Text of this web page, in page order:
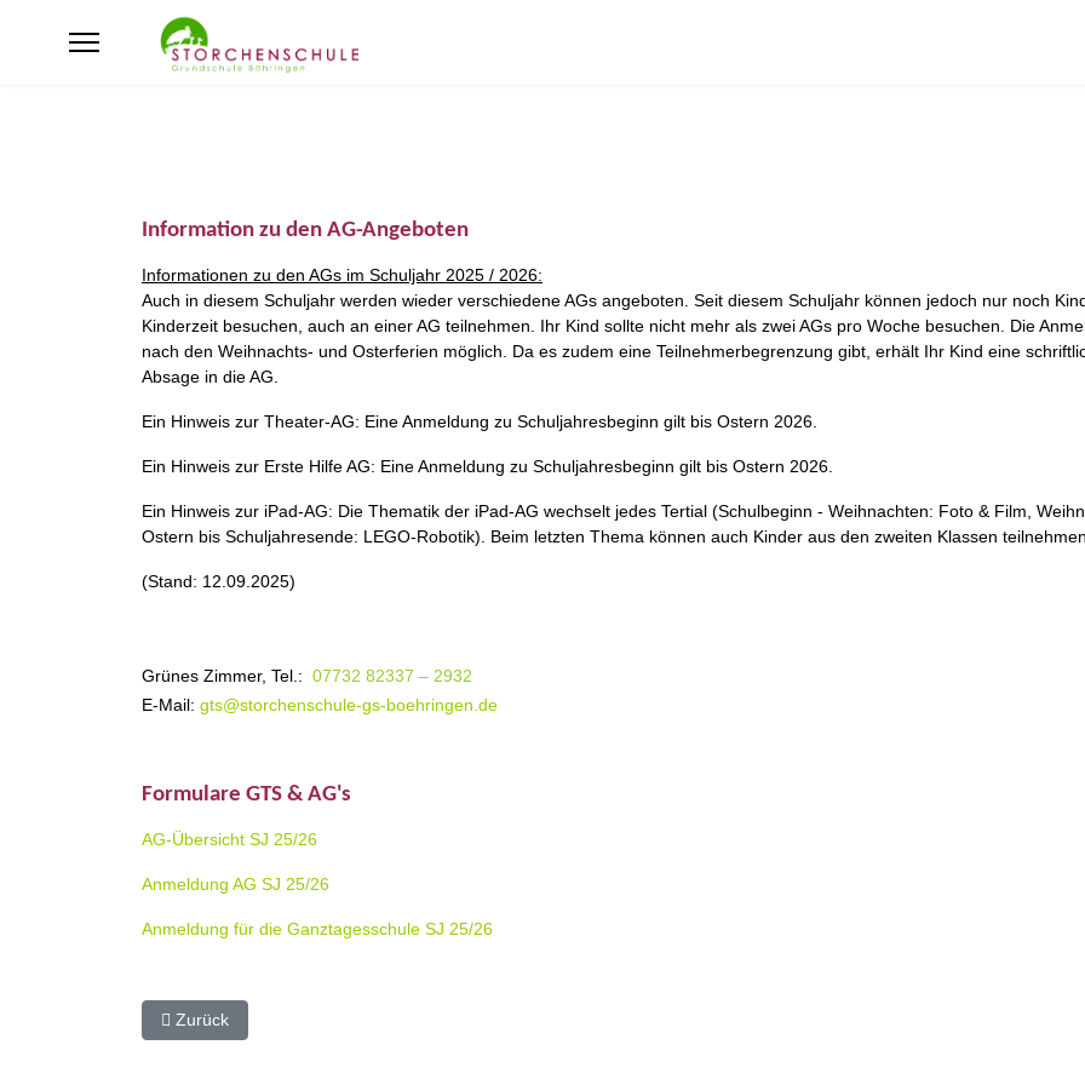
Information zu den AG-Angeboten
Informationen zu den AGs im Schuljahr 2025 / 2026:
Auch in diesem Schuljahr werden wieder verschiedene AGs angeboten. Seit diesem Schuljahr können jedoch nur noch
Kinderzeit besuchen, auch an einer AG teilnehmen. Ihr Kind sollte nicht mehr als zwei AGs pro Woche besuchen. Die
nach den Weihnachts- und Osterferien möglich. Da es zudem eine Teilnehmerbegrenzung gibt, erhält Ihr Kind eine
Absage in die AG.
Ein Hinweis zur Theater-AG: Eine Anmeldung zu Schuljahresbeginn gilt bis Ostern 2026.
Ein Hinweis zur Erste Hilfe AG: Eine Anmeldung zu Schuljahresbeginn gilt bis Ostern 2026.
Ein Hinweis zur iPad-AG: Die Thematik der iPad-AG wechselt jedes Tertial (Schulbeginn - Weihnachten: Foto & Film,
Ostern bis Schuljahresende: LEGO-Robotik). Beim letzten Thema können auch Kinder aus den zweiten Klassen teilnehmen.
(Stand: 12.09.2025)
Grünes Zimmer, Tel.: 07732 82337 – 2932
E-Mail: gts@storchenschule-gs-boehringen.de
Formulare GTS & AG's
AG-Übersicht SJ 25/26
Anmeldung AG SJ 25/26
Anmeldung für die Ganztagesschule SJ 25/26
Vorheriger Beitrag: Juniorklasse
Zurück